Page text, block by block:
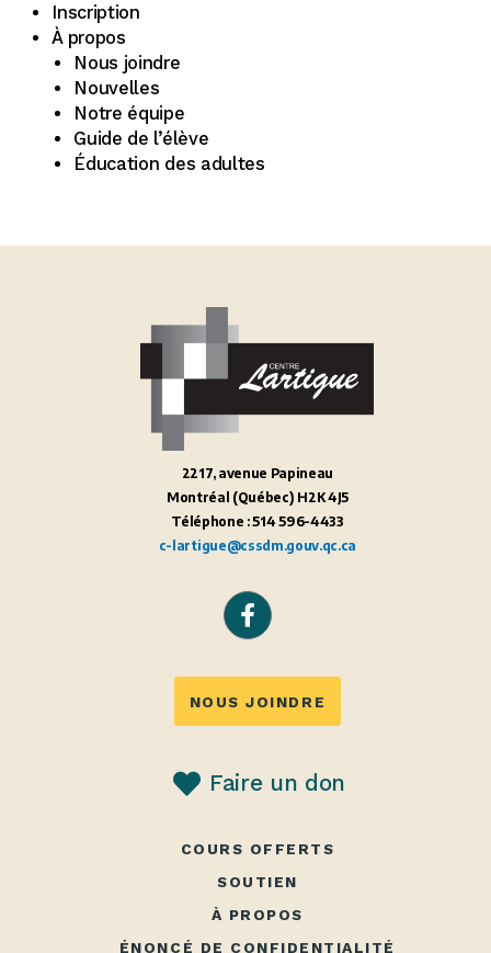
Inscription
À propos
Nous joindre
Nouvelles
Notre équipe
Guide de l’élève
Éducation des adultes
2217, avenue Papineau
Montréal (Québec) H2K 4J5
Téléphone : 514 596-4433
c-lartigue@cssdm.gouv.qc.ca
NOUS JOINDRE
Faire un don
COURS OFFERTS
SOUTIEN
À PROPOS
ÉNONCÉ DE CONFIDENTIALITÉ